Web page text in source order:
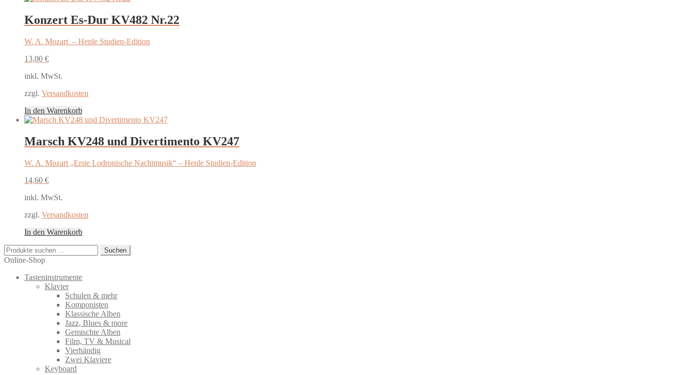
Konzert Es-Dur KV482 Nr.22
W. A. Mozart – Henle Studien-Edition
13,00 €
inkl. MwSt.
zzgl. Versandkosten
In den Warenkorb
Marsch KV248 und Divertimento KV247
W. A. Mozart „Erste Lodronische Nachtmusik“ – Henle Studien-Edition
14,60 €
inkl. MwSt.
zzgl. Versandkosten
In den Warenkorb
Suchen
nach:
Suchen
Online-Shop
Tasteninstrumente
Klavier
Schulen & mehr
Komponisten
Klassische Alben
Jazz, Blues & more
Gemischte Alben
Film, TV & Musical
Vierhändig
Zwei Klaviere
Keyboard